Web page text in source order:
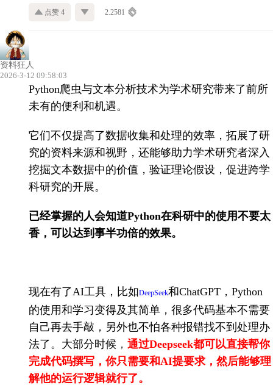
点赞 4 2.2581
资料狂人
2026-3-12 09:58:03
Python爬虫与文本分析技术为学术研究带来了前所
未有的便利和机遇。
它们不仅提高了数据收集和处理的效率，拓展了研
究的资料来源和视野，还能够助力学术研究者深入
挖掘文本数据中的价值，验证理论假设，促进跨学
科研究的开展。
已经掌握的人会知道Python在科研中的使用不要太
香，可以达到事半功倍的效果。
现在有了AI工具，比如DeepSeek和ChatGPT，Python
的使用和学习变得及其简单，很多代码基本不需要
自己再去手敲，另外也不怕各种报错找不到处理办
法了。大部分时候 ， 通过Deepseek都可以直接帮你
完成代码撰写，你只需要和AI提要求，然后能够理
解他的运行逻辑就行了。